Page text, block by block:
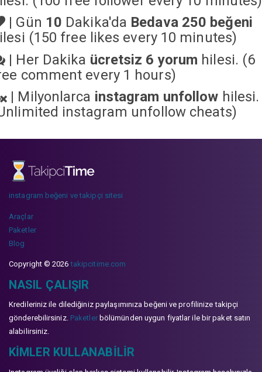
| Gün 10 Dakika'da Bedava 250 beğeni
(150 free likes every 10 minutes)
| Her Dakika ücretsiz 6 yorum hilesi. (6
comment every 1 hours)
| Milyonlarca instagram unfollow hilesi.
instagram unfollow cheats)
instagram beğeni ve takipçi sitesi
Araçlar
Paketler
Blog
Copyright © 2026takipcitime.com
NASIL ÇALIŞIR
Kredileriniz ile dilediğiniz paylaşımınıza beğeni ve profilinize takipçi
gönderebilirsiniz. Paketlerbölümünden uygun fiyatlar ile bir paket satın
alabilirsiniz.
KIMLER KULLANABILIR